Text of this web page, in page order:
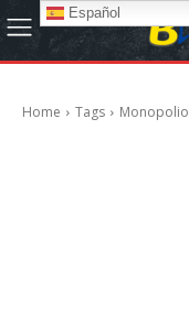
Home Tags Monopolio
Español